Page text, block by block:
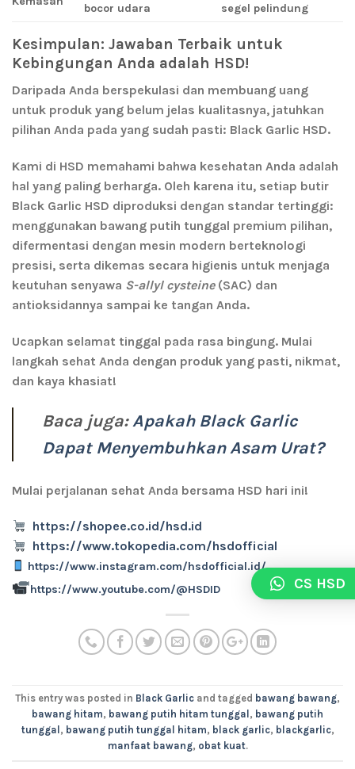
bocor udara
segel pelindung
Kesimpulan: Jawaban Terbaik untuk
Kebingungan Anda adalah HSD!
Daripada Anda berspekulasi dan membuang uang
untuk produk yang belum jelas kualitasnya, jatuhkan
pilihan Anda pada yang sudah pasti: Black Garlic HSD.
Kami di HSD memahami bahwa kesehatan Anda adalah
hal yang paling berharga. Oleh karena itu, setiap butir
Black Garlic HSD diproduksi dengan standar tertinggi:
menggunakan bawang putih tunggal premium pilihan,
difermentasi dengan mesin modern berteknologi
presisi, serta dikemas secara higienis untuk menjaga
keutuhan senyawa S-allyl cysteine(SAC) dan
antioksidannya sampai ke tangan Anda.
Ucapkan selamat tinggal pada rasa bingung. Mulai
langkah sehat Anda dengan produk yang pasti, nikmat,
dan kaya khasiat!
Baca juga: Apakah Black Garlic
Dapat Menyembuhkan Asam Urat?
Mulai perjalanan sehat Anda bersama HSD hari ini!
https://shopee.co.id/hsd.id
https://www.tokopedia.com/hsdofficial
https://www.instagram.com/hsdofficial.id/
https://www.youtube.com/@HSDID
This entry was posted in Black Garlic and tagged bawang bawang,
bawang hitam, bawang putih hitam tunggal , bawang putih
tunggal , bawang putih tunggal hitam, black garlic, blackgarlic,
manfaat bawang, obat kuat.
CS HSD